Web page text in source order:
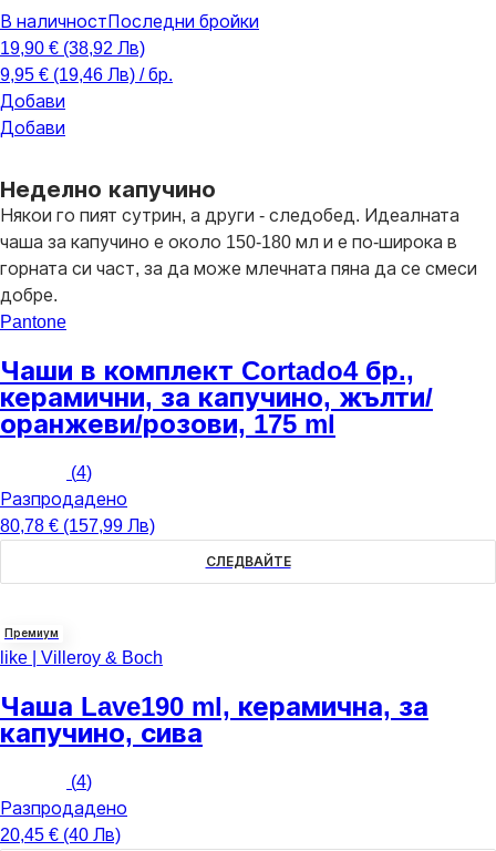
В наличност Последни бройки
19,90 € (38,92 Лв)
9,95 € (19,46 Лв) / бр.
Добави
Добави
Неделно капучино
Някои го пият сутрин, а други - следобед. Идеалната
чаша за капучино е около 150-180 мл и е по-широка в
горната си част, за да може млечната пяна да се смеси
добре.
Pantone
Чаши в комплект Cortado4 бр.,
керамични, за капучино, жълти/
оранжеви/розови, 175 ml
(4)
Разпродадено
80,78 € (157,99 Лв)
СЛЕДВАЙТЕ
Премиум
like | Villeroy & Boch
Чаша Lave190 ml, керамична, за
капучино, сива
(4)
Разпродадено
20,45 € (40 Лв)